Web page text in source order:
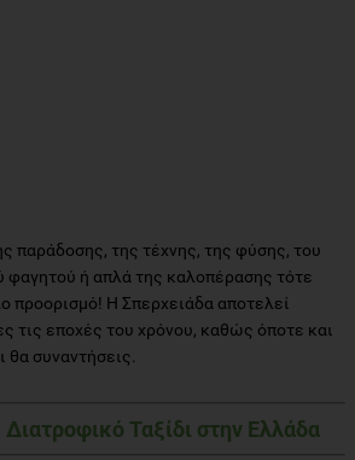
παράδοσης, της τέχνης, της φύσης, του
φαγητού ή απλά της καλοπέρασης τότε
προορισμό! Η Σπερχειάδα αποτελεί
τις εποχές του χρόνου, καθώς όποτε και
θα συναντήσεις.
Διατροφικό Ταξίδι στην Ελλάδα